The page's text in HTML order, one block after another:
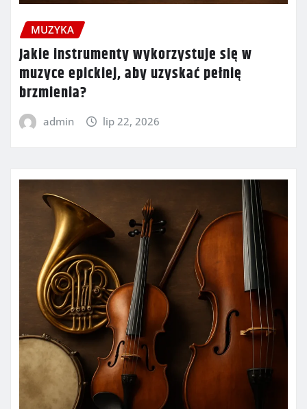
MUZYKA
Jakie instrumenty wykorzystuje się w
muzyce epickiej, aby uzyskać pełnię
brzmienia?
admin lip 22, 2026